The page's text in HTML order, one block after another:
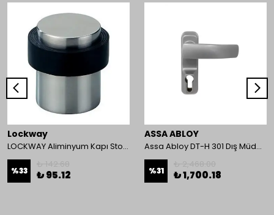
Lockway
LOCKWAY Aliminyum Kapı Stoperi
%33 ₺ 95.12
ASSA ABLOY
Assa Abloy DT-H 301 Dış Müdahale Kolu
%31 ₺ 1,700.18